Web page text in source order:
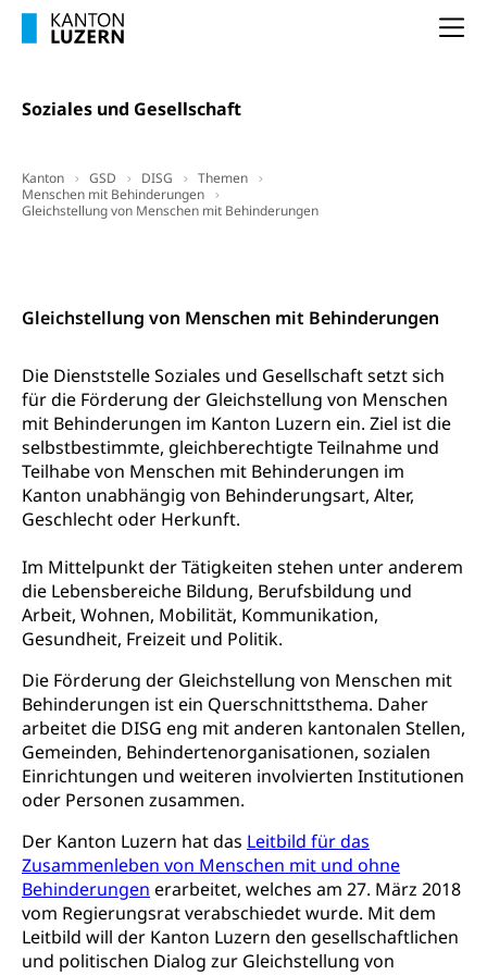
Soziales und Gesellschaft
Kanton GSD DISG
Themen
Menschen mit Behinderungen
Gleichstellung von Menschen mit Behinderungen
Gleichstellung von Menschen mit Behinderungen
Die Dienststelle Soziales und Gesellschaft setzt sich
für die Förderung der Gleichstellung von Menschen
mit Behinderungen im Kanton Luzern ein. Ziel ist die
selbstbestimmte, gleichberechtigte Teilnahme und
Teilhabe von Menschen mit Behinderungen im
Kanton unabhängig von Behinderungsart, Alter,
Geschlecht oder Herkunft.
Im Mittelpunkt der Tätigkeiten stehen unter anderem
die Lebensbereiche Bildung, Berufsbildung und
Arbeit, Wohnen, Mobilität, Kommunikation,
Gesundheit, Freizeit und Politik.
Die Förderung der Gleichstellung von Menschen mit
Behinderungen ist ein Querschnittsthema. Daher
arbeitet die DISG eng mit anderen kantonalen Stellen,
Gemeinden, Behindertenorganisationen, sozialen
Einrichtungen und weiteren involvierten Institutionen
oder Personen zusammen.
Der Kanton Luzern hat das Leitbild für das
Zusammenleben von Menschen mit und ohne
Behinderungen erarbeitet, welches am 27. März 2018
vom Regierungsrat verabschiedet wurde. Mit dem
Leitbild will der Kanton Luzern den gesellschaftlichen
und politischen Dialog zur Gleichstellung von
Berufsberatung, Standortbestimmung,
Studienberatung, Beratung und Unterstützung,
Erwachsenenmatura
Bildung & Berufsabschluss für Erwachsene
Fachperson Betreuung (verkürzte
Grundbildung)
Berufsberatung (berufsberatung.ch)
Grundkompetenzen (einfach-besser.ch)
Bildung & Berufsabschluss für Erwachsene
Lehre nach dem Gymnasium
Höhere Berufsbildung
Berufsabschluss für Erwachsene
Höhere Bildung (hflu.ch)
Beratung & Unterstützung
Neuorientierung
Berufliche Grundbildung
Berufsberatung, Qualifikationsverfahren,
Berufswahl & Berufsberatung, Schnupperlehre und
Lehrstellensuche, Berufsmaturität,
Fremdsprachen in der Berufslehre –
MobiLingua
Informationen für Lernende und Gesetzliche
Vertreter
Informationen für zugewanderte Personen
Beruf & Weiterbildung (beruf.lu.ch)
Berufslehre (beruf.lu.ch)
Fachstelle Berufsbildung
BIZ Beratungs- und Informationszentrum
für Bildung und Beruf
Berufsmaturität
Zentrum für Brückenangebote
Hochschule Fachhochschule
Campus Horw
Campus Horw (HSLU)
Fachstelle Hochschulbildung
Hochschulen
Hochschule Luzern HSLU
Pädagogische Hochschule Luzern, PH Luzern
Höhere Fachschule Luzern HFLU
Mittelschulen
Gymnasium, Handelsmittelschule, Sekundarstufe II,
Kantonsschule, Fachmittelschule, Fachmatura,
Fachklasse Grafik Luzern, Berufsmatura,
Informatikmittelschule, Fachmittelschulzentrum
FMS, Fachmittelschulen, Vollzeitschulen mit
Berufsmatura BM, Aufnahmebedingungen FMS und
Berufsbildung / Mittelschulen (gruezi.lu.ch)
Fachklasse Grafik (fachklassegrafik.ch)
Fach- & Wirtschafts-Mittelschulzentrum FMZ
Gymnasialbildung, Kantonsschulen
Gymnasien & Fachmittelschulen (beruf.lu.ch)
Studienwahl- und Studienbearatung
Gesundheitsmittelschule
Informatikmittelschule
Wirtschaftsmittelschule
FMS und Vollzeitschulen mit BM
Obligatorische Schulzeit
Schulpflicht, Schulobligatorium, Primarschule,
Sekundarschule, Schulferien, Tagesschule,
Schulergänzende Betreuung, Logopädie,
Psychomotorik, Schulpsychologie, Schulsozialarbeit,
Heilpädagogik und Sonderschulen
Kantonale Sportcamps
Primarschule
Sekundarschule
Schulpflicht
Kindergarten & Basisstufe
Förderangebote
Stipendien und Darlehen
Studienbeihilfe, Stipendien, Ausbildungsdarlehen
Stipendien Universität Luzern unilu
Finanzielle Unterstützung für Ausbildung
Pflege HF oder Studium Pflege FH
Fachstelle Stipendien (beruf.lu.ch)
Universität
Technische Hochschule, Studium,
Hochschulstudium, Universitätsstudium,
universitäre Ausbildung, akademische Ausbildung,
Hochschulbildung, Hochschule, universitäre
Hochschule, Bachelor, Master, Doktorat,